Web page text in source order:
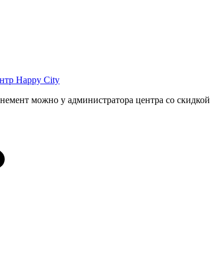
Happy City
можно у администратора центра со скидкой